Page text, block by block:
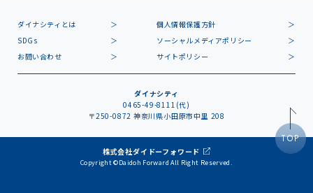
ダイナシティとは
個人情報保護方針
SDGs
ソーシャルメディアポリシー
お問い合わせ
サイトポリシー
ダイナシティ
0465-49-8111(代)
〒250-0872 神奈川県小田原市中里 208
TOP
株式会社ダイドーフォワード
Copyright ©Daidoh Forward All Right Reserved.